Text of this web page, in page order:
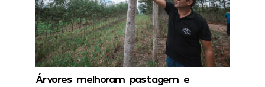
Árvores melhoram pastagem e